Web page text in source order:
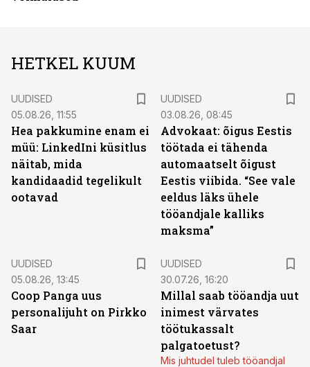
HETKEL KUUM
UUDISED
05.08.26, 11:55
Hea pakkumine enam ei
müü: LinkedIni küsitlus
näitab, mida
kandidaadid tegelikult
ootavad
UUDISED
03.08.26, 08:45
Advokaat: õigus Eestis
töötada ei tähenda
automaatselt õigust
Eestis viibida. “See vale
eeldus läks ühele
tööandjale kalliks
maksma”
UUDISED
05.08.26, 13:45
Coop Panga uus
personalijuht on Pirkko
Saar
UUDISED
30.07.26, 16:20
Millal saab tööandja uut
inimest värvates
töötukassalt
palgatoetust?
Mis juhtudel tuleb tööandjal